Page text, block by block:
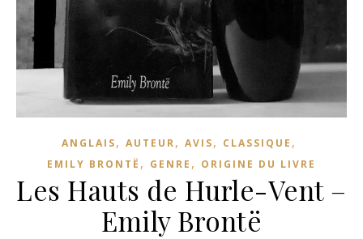
ANGLAIS, AUTEUR, AVIS, CLASSIQUE ,
EMILY BRONTË , GENRE , ORIGINE DU LIVRE
Les Hauts de Hurle-Vent –
Emily Brontë